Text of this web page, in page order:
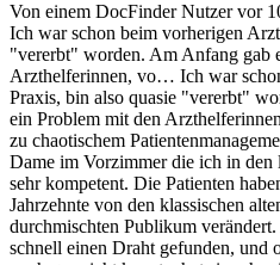
Von einem DocFinder Nutzervor
Ich war schon beim vorherigen
"vererbt" worden. Am Anfang gab
Arzthelferinnen, vo… Ich war
Praxis, bin also quasie "vererbt"
ein Problem mit den
zu chaotischem
Dame im Vorzimmer die ich in den
sehr kompetent. Die Patienten
Jahrzehnte von den klassischen
durchmischten Publikum
schnell einen Draht gefunden, und